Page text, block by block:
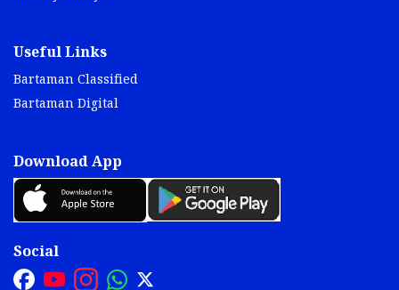
Useful Links
Bartaman Classified
Bartaman Digital
Download App
Social